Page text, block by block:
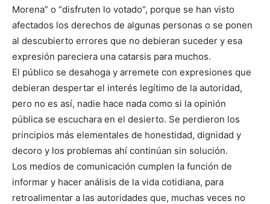
Morena” o “disfruten lo votado”, porque se han visto
afectados los derechos de algunas personas o se ponen
al descubierto errores que no debieran suceder y esa
expresión pareciera una catarsis para muchos.
El público se desahoga y arremete con expresiones que
debieran despertar el interés legítimo de la autoridad,
pero no es así, nadie hace nada como si la opinión
pública se escuchara en el desierto. Se perdieron los
principios más elementales de honestidad, dignidad y
decoro y los problemas ahí continúan sin solución.
Los medios de comunicación cumplen la función de
informar y hacer análisis de la vida cotidiana, para
retroalimentar a las autoridades que, muchas veces no